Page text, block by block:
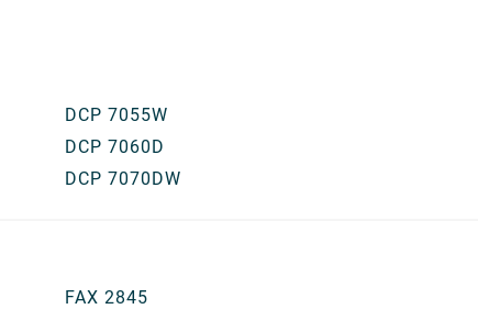
DCP 7055W
DCP 7060D
DCP 7070DW
FAX 2845